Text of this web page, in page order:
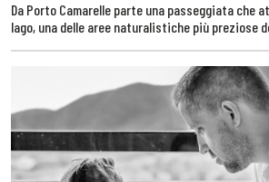
Da Porto Camarelle parte una passeggiata che
lago, una delle aree naturalistiche più preziose